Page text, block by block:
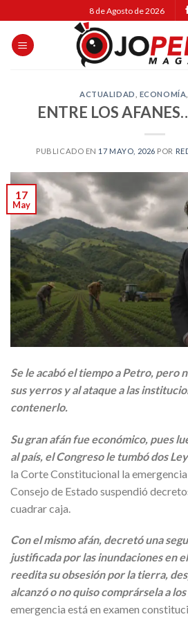
to
content
8 de Agosto de 2026
ACTUALIDAD ECONOMÍA
ENTRE LOS
PUBLICADO EN 17 MAYO, 2026 POR
17
May
Se le acabó el tiempo a Petro, pero
sus yerros y al ataque a las
contenerlo.
Su gran afán fue económico, pues
al país, el Congreso le tumbó dos
la Corte Constitucional la
Consejo de Estado suspendió
cuadrar caja.
Con el mismo afán, decretó una
justificada por las inundaciones en
reedita su obsesión por la tierra,
alcanzó o no quiso comprársela a
emergencia está en examen